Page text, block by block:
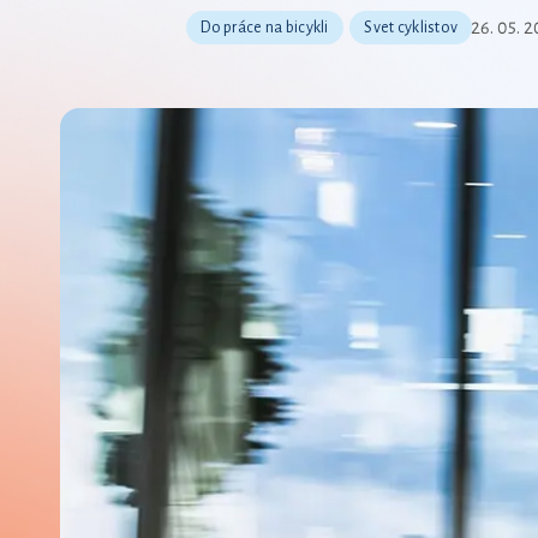
Do práce na bicykli Svet cyklistov 26. 05.